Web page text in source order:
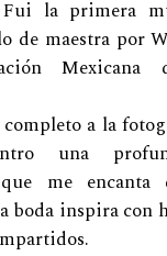
Fui la primera
de maestra por
Mexicana
a la
una
me encanta
boda inspira con